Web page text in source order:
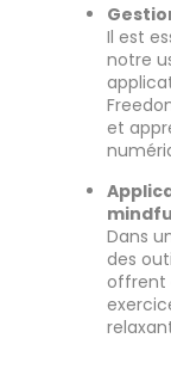
Il est
notre
et
Dans
des
offrent